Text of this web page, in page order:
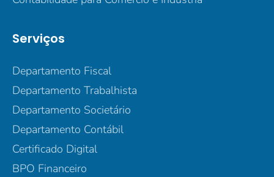
Serviços
Departamento Fiscal
Departamento Trabalhista
Departamento Societário
Departamento Contábil
Certificado Digital
BPO Financeiro